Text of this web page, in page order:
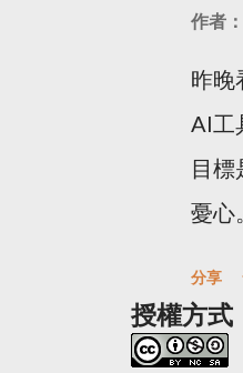
讀完
照片
創作
作
商務
的內
去改
所以
作者：
昨晚
AI工
目
憂心
雖久
高風
分享
授權方式